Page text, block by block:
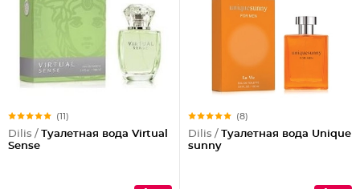
(11)
Dilis / Туалетная вода Virtual
Sense
(8)
Dilis / Туалетная вода Unique
sunny